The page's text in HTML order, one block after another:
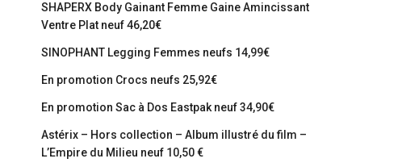
SHAPERX Body Gainant Femme Gaine Amincissant
Ventre Plat neuf 46,20€
SINOPHANT Legging Femmes neufs 14,99€
En promotion Crocs neufs 25,92€
En promotion Sac à Dos Eastpak neuf 34,90€
Astérix – Hors collection – Album illustré du film –
L’Empire du Milieu neuf 10,50 €